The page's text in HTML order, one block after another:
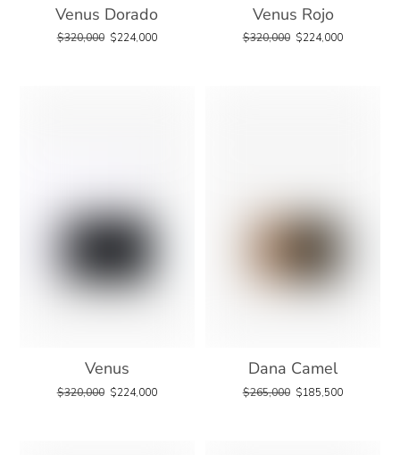
Venus Dorado
$320,000 $224,000
Venus Rojo
$320,000 $224,000
Venus
$320,000 $224,000
Dana Camel
$265,000 $185,500